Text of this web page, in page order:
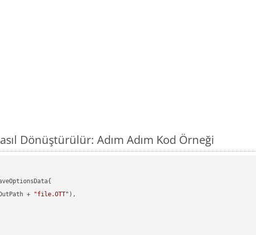
Dönüştürülür: Adım Adım Kod Örneği
+
"file.OTT" ),